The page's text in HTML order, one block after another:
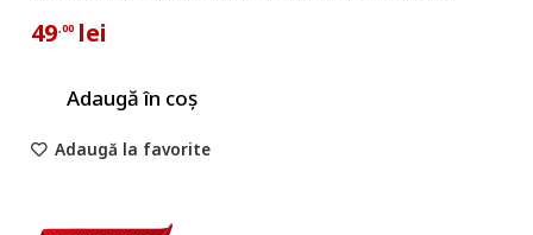
49,00 lei
Adaugă în coș
Adaugă la favorite